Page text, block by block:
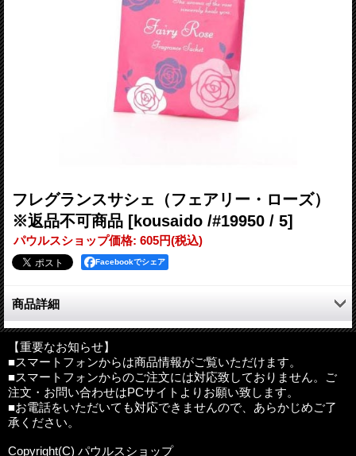
フレグランスサシェ（フェアリー・ローズ）
※返品不可商品 [kousaido /#19950 / 5]
パウルスショップ価格: 605円(税込)
Facebookでシェア
商品詳細
可憐に咲く愛らしい少女を想わせる薔薇の香りをイメージしたフ
レグランスサシェです。ティーローズ・ラズベリー・ハニー等を
調合した甘くしとやかな香り。
古来より薔薇の花は、その美しい姿と香りで人々を癒してきまし
た。花言葉も、愛・恋・幸福・秘密等の様々な意味が込められて
います。その気高いバラの花を四つの香りで表現しました。「フ
ェアリー・ローズ」は、可憐に咲くいとおしい少女を想わせる薔
【重要なお知らせ】
■スマートフォンからは商品情報がご覧いただけます。
■スマートフォンからのご注文には対応致しておりません。ご
注文・お問い合わせはPCサイトよりお願い致します。
■お電話をいただいても対応できませんので、あらかじめご了
承ください。
Copyright(C) パウルスショップ